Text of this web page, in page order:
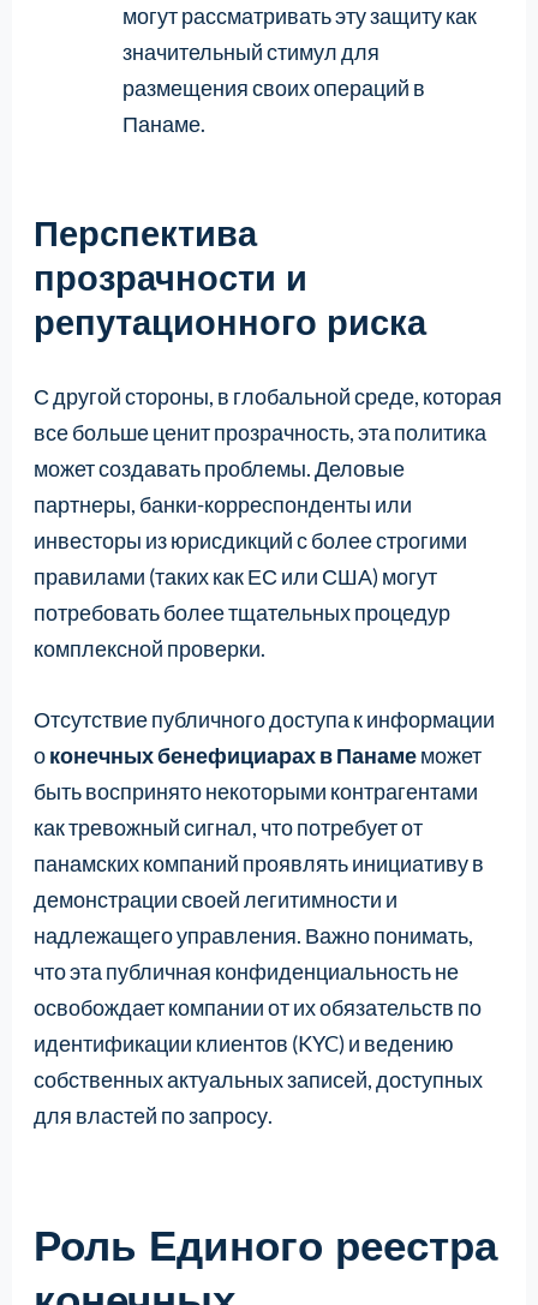
могут рассматривать эту защиту как
значительный стимул для
размещения своих операций в
Панаме.
Перспектива
прозрачности и
репутационного риска
С другой стороны, в глобальной среде, которая
все больше ценит прозрачность, эта политика
может создавать проблемы. Деловые
партнеры, банки-корреспонденты или
инвесторы из юрисдикций с более строгими
правилами (таких как ЕС или США) могут
потребовать более тщательных процедур
комплексной проверки.
Отсутствие публичного доступа к информации
оконечных бенефициарах в Панамеможет
быть воспринято некоторыми контрагентами
как тревожный сигнал, что потребует от
панамских компаний проявлять инициативу в
демонстрации своей легитимности и
надлежащего управления. Важно понимать,
что эта публичная конфиденциальность не
освобождает компании от их обязательств по
идентификации клиентов (KYC) и ведению
собственных актуальных записей, доступных
для властей по запросу.
Роль Единого реестра